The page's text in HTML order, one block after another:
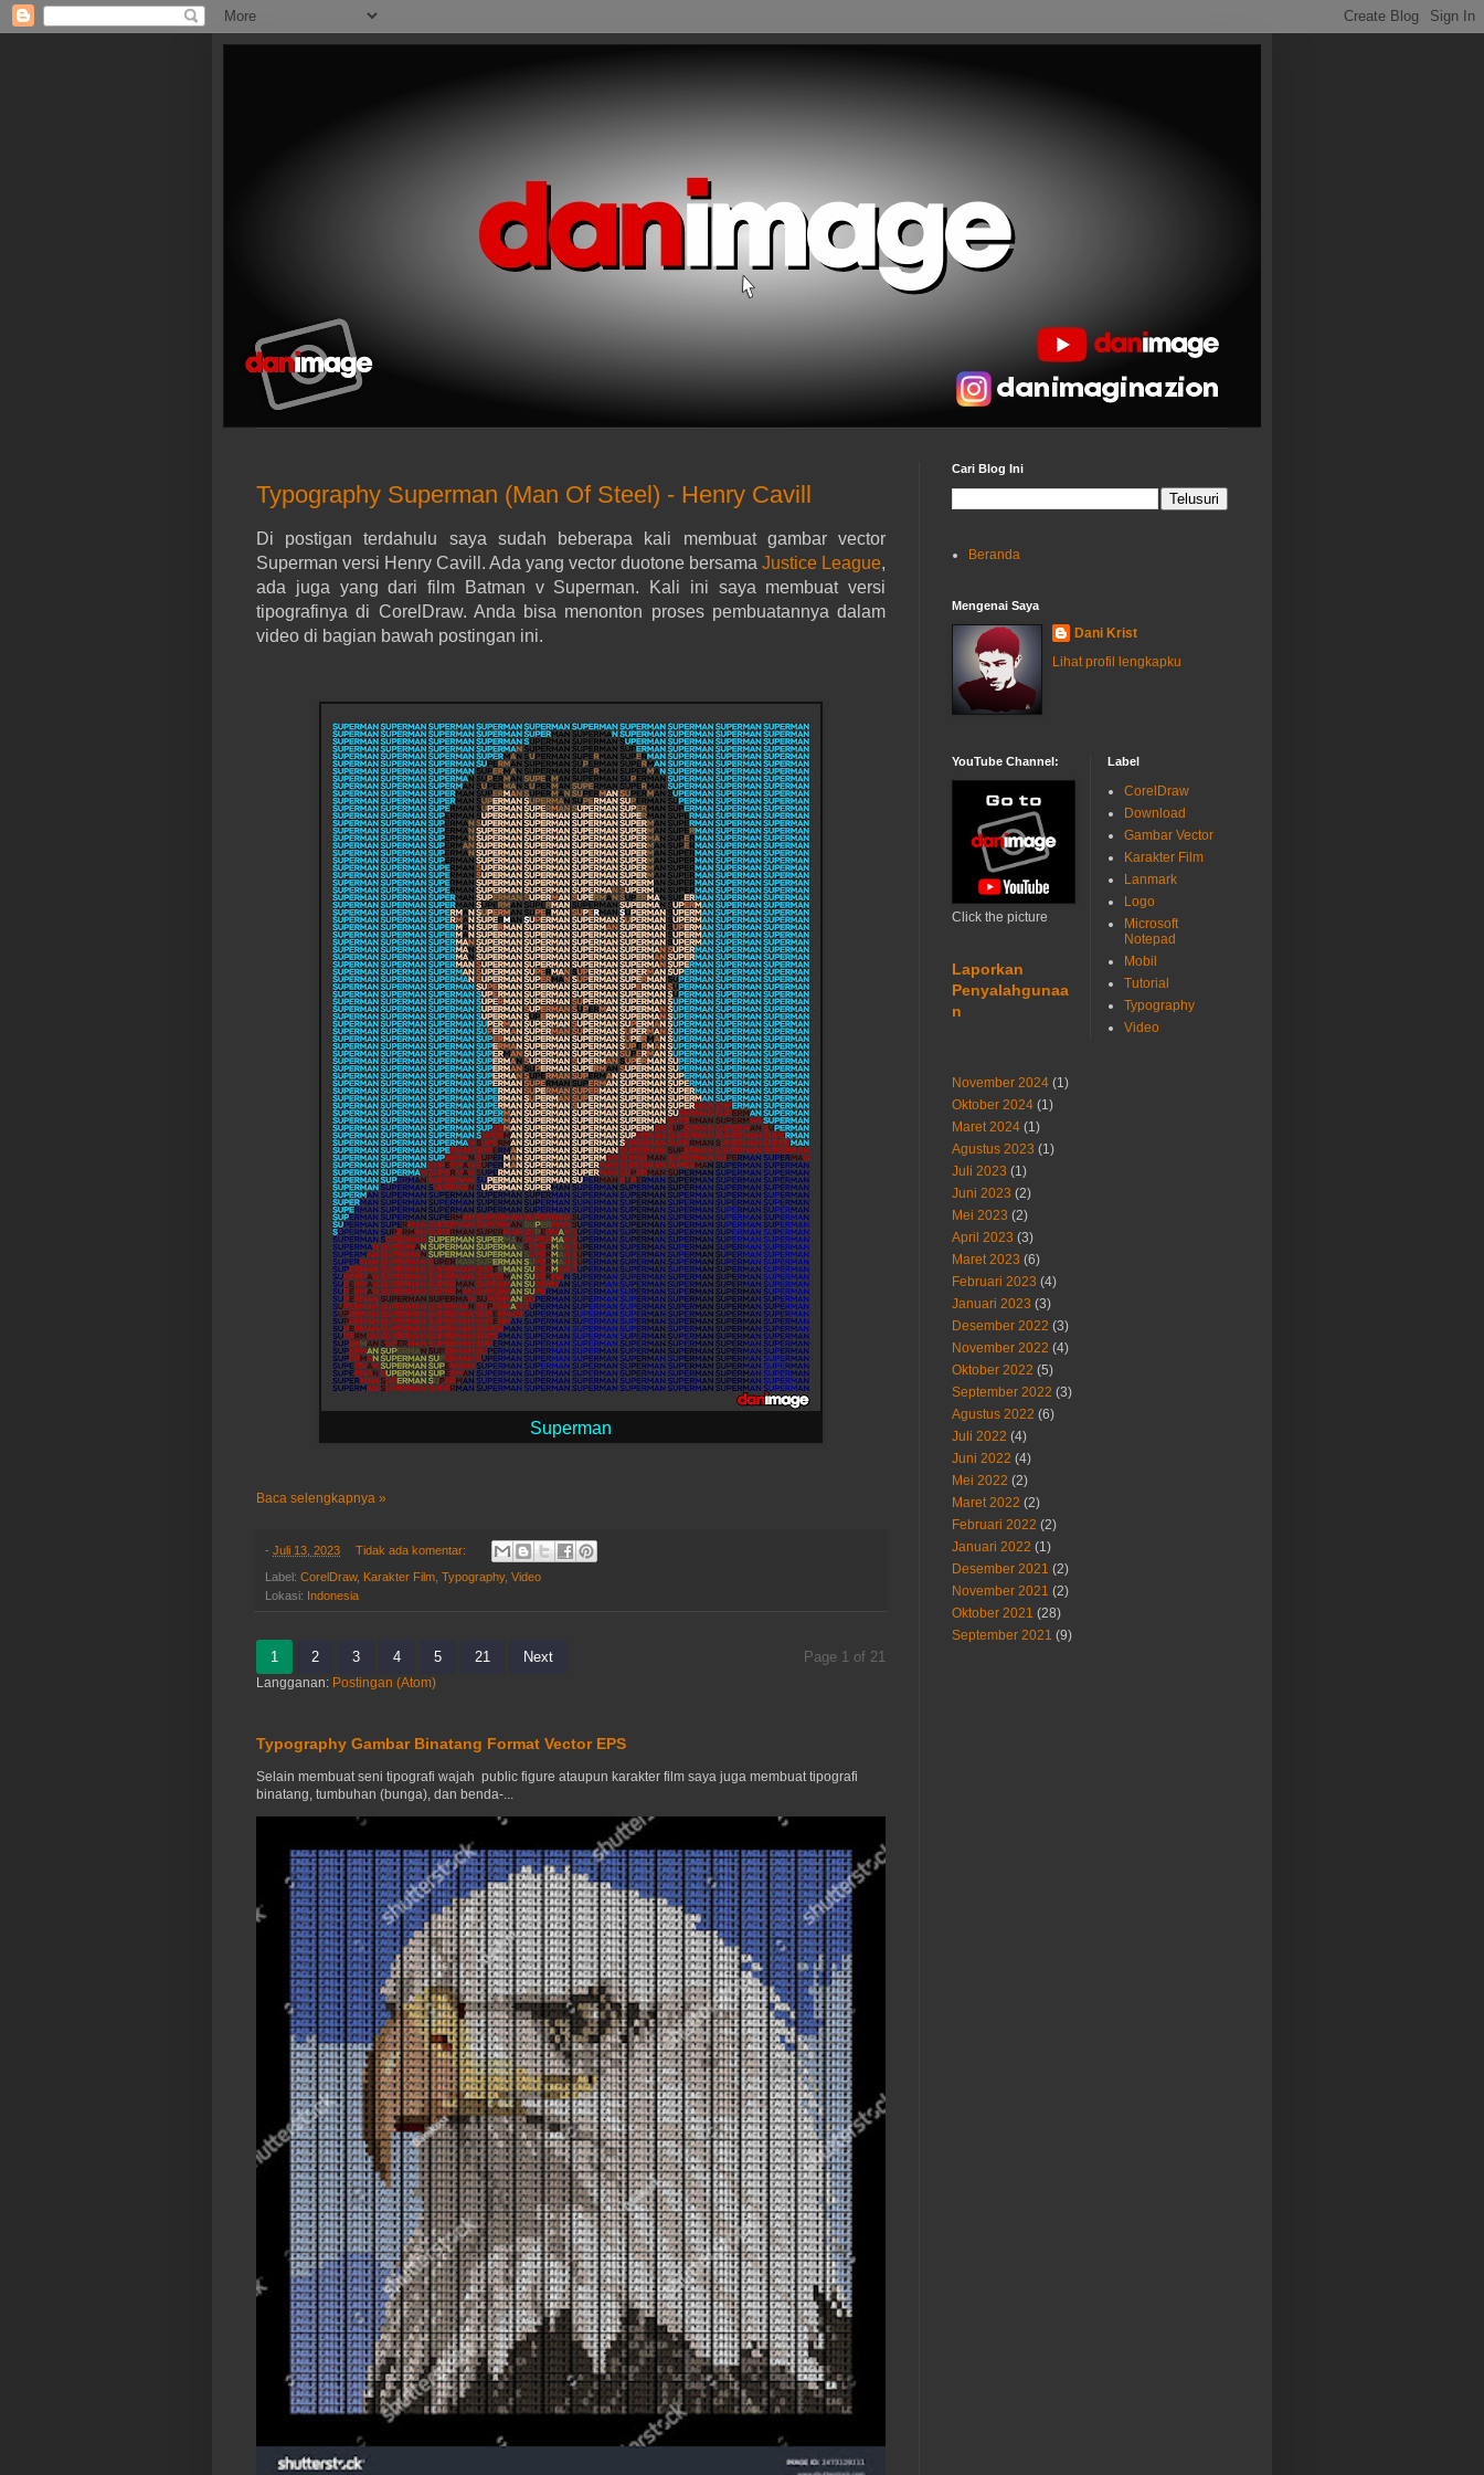
Typography Superman (Man Of Steel) - Henry Cavill
Di postigan terdahulu saya sudah beberapa kali membuat gambar vector
Superman versi Henry Cavill. Ada yang vector duotone bersama Justice League,
ada juga yang dari film Batman v Superman. Kali ini saya membuat versi
tipografinya di CorelDraw. Anda bisa menonton proses pembuatannya dalam
video di bagian bawah postingan ini.
Superman
Baca selengkapnya »
- Juli 13, 2023 Tidak ada komentar:
Label: CorelDraw, Karakter Film Typography, Video
Lokasi: Indonesia
Page 1 of 21
1 2 3 4 5 21 Next
Langganan: Postingan (Atom)
Typography Gambar Binatang Format Vector EPS
Selain membuat seni tipografi wajah public figure ataupun karakter film saya juga membuat tipografi
binatang, tumbuhan (bunga), dan benda-...
Cari Blog Ini
Beranda
Mengenai Saya
Dani Krist
Lihat profil lengkapku
YouTube Channel:
Click the picture
Laporkan
Penyalahgunaa
n
Label
CorelDraw
Download
Gambar Vector
Karakter Film
Lanmark
Logo
Microsoft
Notepad
Mobil
Tutorial
Typography
Video
November 2024 (1)
Oktober 2024 (1)
Maret 2024 (1)
Agustus 2023 (1)
Juli 2023 (1)
Juni 2023 (2)
Mei 2023 (2)
April 2023 (3)
Maret 2023 (6)
Februari 2023 (4)
Januari 2023 (3)
Desember 2022 (3)
November 2022 (4)
Oktober 2022 (5)
September 2022 (3)
Agustus 2022 (6)
Juli 2022 (4)
Juni 2022 (4)
Mei 2022 (2)
Maret 2022 (2)
Februari 2022 (2)
Januari 2022 (1)
Desember 2021 (2)
November 2021 (2)
Oktober 2021 (28)
September 2021 (9)